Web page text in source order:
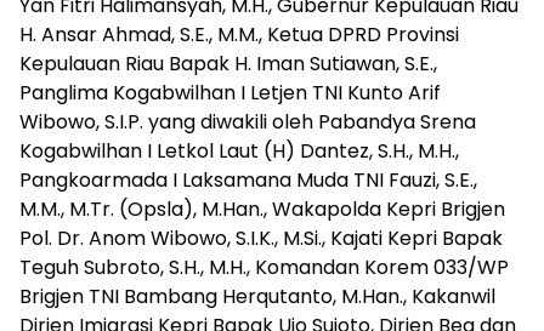
H. Ansar Ahmad, S.E., M.M., Ketua DPRD Provinsi
Kepulauan Riau Bapak H. Iman Sutiawan, S.E.,
Panglima Kogabwilhan I Letjen TNI Kunto Arif
Wibowo, S.I.P. yang diwakili oleh Pabandya Srena
Kogabwilhan I Letkol Laut (H) Dantez, S.H., M.H.,
Pangkoarmada I Laksamana Muda TNI Fauzi, S.E.,
M.M., M.Tr. (Opsla), M.Han., Wakapolda Kepri Brigjen
Pol. Dr. Anom Wibowo, S.I.K., M.Si., Kajati Kepri Bapak
Teguh Subroto, S.H., M.H., Komandan Korem 033/WP
Brigjen TNI Bambang Herqutanto, M.Han., Kakanwil
Dirjen Imigrasi Kepri Bapak Ujo Sujoto, Dirjen Bea dan